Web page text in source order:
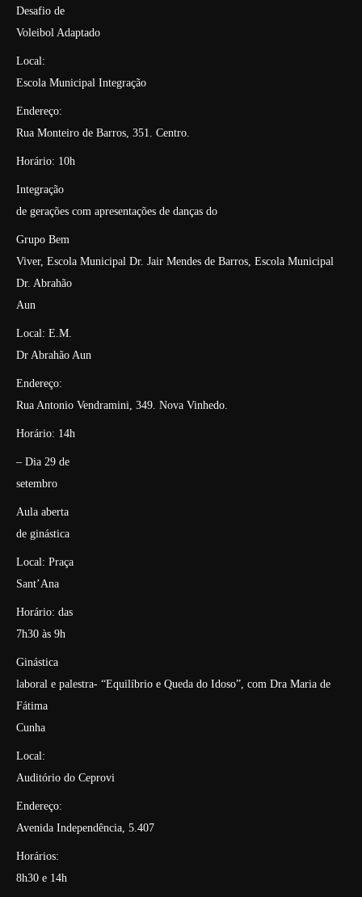
Desafio de
Voleibol Adaptado
Local:
Escola Municipal Integração
Endereço:
Rua Monteiro de Barros, 351. Centro.
Horário: 10h
Integração
de gerações com apresentações de danças do
Grupo Bem
Viver, Escola Municipal Dr. Jair Mendes de Barros, Escola Municipal
Dr. Abrahão
Aun
Local: E.M.
Dr Abrahão Aun
Endereço:
Rua Antonio Vendramini, 349. Nova Vinhedo.
Horário: 14h
– Dia 29 de
setembro
Aula aberta
de ginástica
Local: Praça
Sant’Ana
Horário: das
7h30 às 9h
Ginástica
laboral e palestra- “Equilíbrio e Queda do Idoso”, com Dra Maria de
Fátima
Cunha
Local:
Auditório do Ceprovi
Endereço:
Avenida Independência, 5.407
Horários:
8h30 e 14h